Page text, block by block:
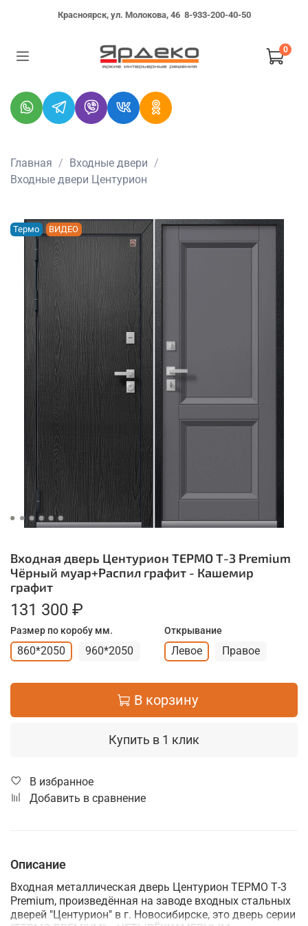
Красноярск, ул. Молокова, 46 8-933-200-40-50
0
Главная
Входные двери
Входные двери Центурион
Термо ВИДЕО
Входная дверь Центурион ТЕРМО Т-3 Premium
Чёрный муар+Распил графит - Кашемир
графит
131 300 ₽
Размер по коробу мм.
860*2050 960*2050
Открывание
Левое Правое
В корзину
Купить в 1 клик
В избранное
Добавить в сравнение
Описание
Входная металлическая дверь Центурион ТЕРМО Т-3
Premium, произведённая на заводе входных стальных
дверей "Центурион" в г. Новосибирске, это дверь серии